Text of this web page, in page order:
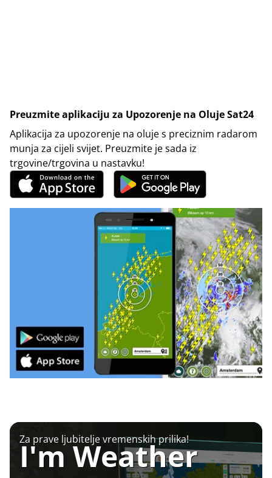
Preuzmite aplikaciju za Upozorenje na Oluje Sat24
Aplikacija za upozorenje na oluje s preciznim radarom
munja za cijeli svijet. Preuzmite je sada iz
trgovine/trgovina u nastavku!
Za prave ljubitelje vremenskih prilika!
I'm Weather